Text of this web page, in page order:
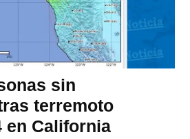
sin
terremoto
en California